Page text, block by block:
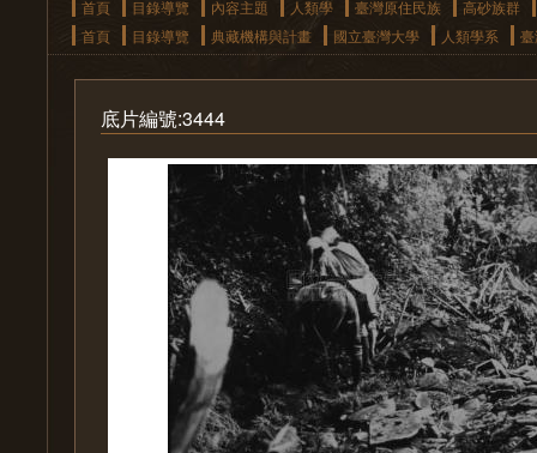
首頁 目錄導覽 內容主題 人類學 臺灣原住民族
高砂族群
首頁
目錄導覽 典藏機構與計畫 國立臺灣大學 人類學系
底片編號:3444